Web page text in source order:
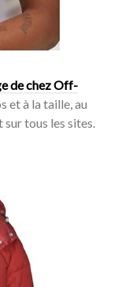
de chez Off-
et à la taille, au
tous les sites.